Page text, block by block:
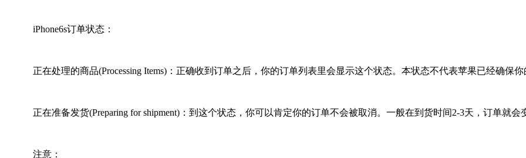
iPhone6s订单状态：
正在处理的商品(Processing Items)：正确收到订单之后，你的订单列表里会显示这个状态。本状态不代表苹果已经确保你
正在准备发货(Preparing for shipment)：到这个状态，你可以肯定你的订单不会被取消。一般在到货时间2-3天，订单就会
注意：